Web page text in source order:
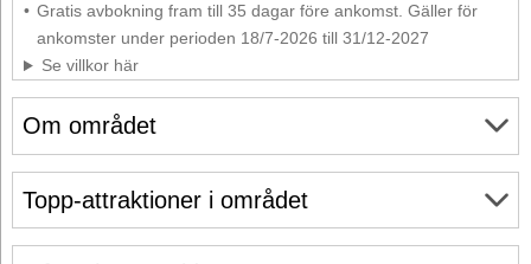
Om området
Gratis avbokning fram till 35 dagar före ankomst. Gäller för
ankomster under perioden 18/7-2026 till 31/12-2027
Se villkor här
Topp-attraktioner i området